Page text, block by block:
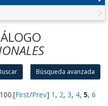
Búsqueda avanzada
[First/Prev] 1 , 2, 3, 4, 5, 6